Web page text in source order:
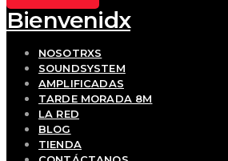
Bienvenidx
NOSOTRXS
SOUNDSYSTEM
AMPLIFICADAS
TARDE MORADA 8M
LA RED
BLOG
TIENDA